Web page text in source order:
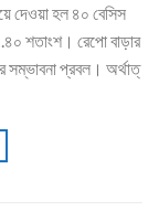
দেওয়া হল ৪০ বেসিস
শতাংশ। রেপো বাড়ার
সম্ভাবনা প্রবল। অর্থাত্